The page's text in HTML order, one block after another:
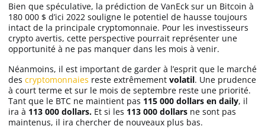
Bien que spéculative, la prédiction de VanEck sur un Bitcoin à
180 000 $ d’ici 2022 souligne le potentiel de hausse toujours
intact de la principale cryptomonnaie. Pour les investisseurs
crypto avertis, cette perspective pourrait représenter une
opportunité à ne pas manquer dans les mois à venir.
Néanmoins, il est important de garder à l’esprit que le marché
des cryptomonnaies reste extrêmement volatil. Une prudence
à court terme et sur le mois de septembre reste une priorité.
Tant que le BTC ne maintient pas 115 000 dollars en daily, il
ira à 113 000 dollars. Et si les 113 000 dollars ne sont pas
maintenus, il ira chercher de nouveaux plus bas.